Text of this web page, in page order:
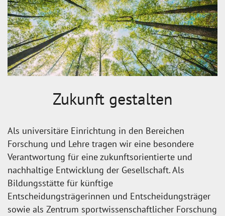
Zukunft gestalten
Als universitäre Einrichtung in den Bereichen
Forschung und Lehre tragen wir eine besondere
Verantwortung für eine zukunftsorientierte und
nachhaltige Entwicklung der Gesellschaft. Als
Bildungsstätte für künftige
Entscheidungsträgerinnen und Entscheidungsträger
sowie als Zentrum sportwissenschaftlicher Forschung